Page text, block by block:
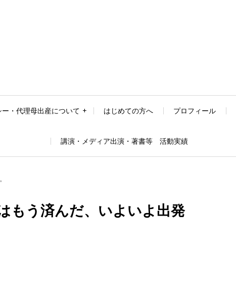
・代理母出産について はじめての方へ プロフィール
講演・メディア出演・著書等 活動実績
もう済んだ、いよいよ出発